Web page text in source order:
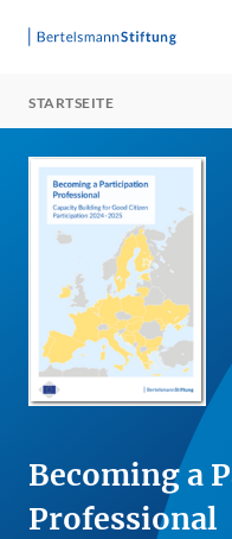
STARTSEITE
Becoming a
Professional